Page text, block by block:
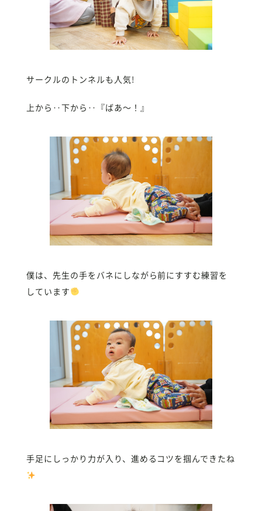
サークルのトンネルも人気!
上から‥下から‥『ばあ〜！』
僕は、先生の手をバネにしながら前にすすむ練習を
しています
手足にしっかり力が入り、進めるコツを掴んできたね